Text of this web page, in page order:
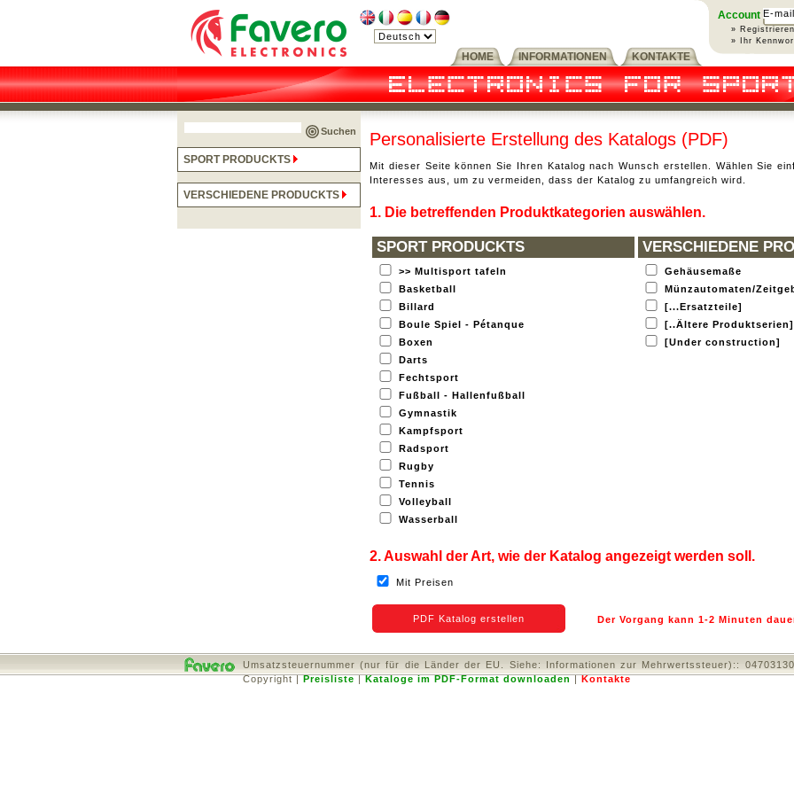
Account
»
» Ihr
HOME INFORMATIONEN KONTAKTE
Personalisierte Erstellung des Katalogs (PDF)
Mit dieser Seite können Sie Ihren Katalog nach Wunsch erstellen. Wählen Sie
Interesses aus, um zu vermeiden, dass der Katalog zu umfangreich wird.
1. Die betreffenden Produktkategorien auswählen.
SPORT PRODUCKTS
>> Multisport tafeln
Basketball
Billard
Boule Spiel - Pétanque
Boxen
Darts
Fechtsport
Fußball - Hallenfußball
Gymnastik
Kampfsport
Radsport
Rugby
Tennis
Volleyball
Wasserball
VERSCHIEDENE
Gehäusemaße
Münzautomaten/
[...Ersatzteile]
[..Ältere Produktserien]
[Under construction]
2. Auswahl der Art, wie der Katalog angezeigt werden soll.
Mit Preisen
Der Vorgang kann 1-2 Minuten
Suchen
SPORT PRODUCKTS
VERSCHIEDENE PRODUCKTS
Umsatzsteuernummer (nur für die Länder der EU. Siehe: Informationen zur Mehrwertssteuer)::
Copyright|Preisliste|Kataloge im PDF-Format downloaden|Kontakte